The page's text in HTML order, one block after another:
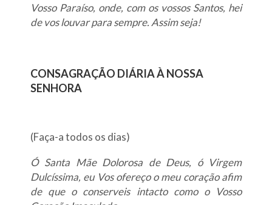
Vosso Paraíso, onde, com os vossos Santos, hei
de vos louvar para sempre. Assim seja!
CONSAGRAÇÃO DIÁRIA À NOSSA
SENHORA
(Faça-a todos os dias)
Ó Santa Mãe Dolorosa de Deus, ó Virgem
Dulcíssima, eu Vos ofereço o meu coração afim
de que o conserveis intacto como o Vosso